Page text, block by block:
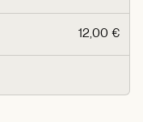
12,00 €